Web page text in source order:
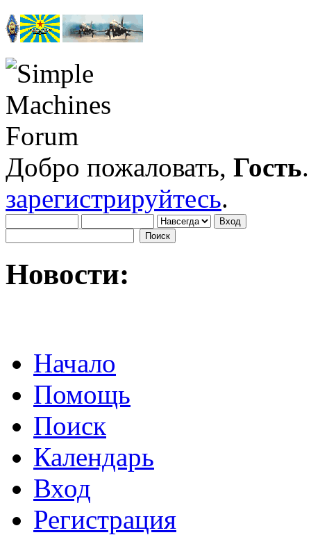
Добро пожаловать, Гость
зарегистрируйтесь.
Новости:
Начало
Помощь
Поиск
Календарь
Вход
Регистрация